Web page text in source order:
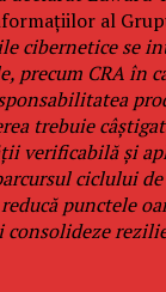
al
cibernetice se
precum CRA în
trebuie
verificabilă și
ciclului
punctele